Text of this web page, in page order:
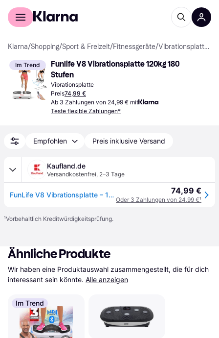
Für Shopper
Klarna/Shopping/Sport & Freizeit/Fitnessgeräte/ Vibrationsplatten
Im Trend
Funlife V8 Vibrationsplatte 120kg 180
Stufen
Vibrationsplatte
Preis74,99 €
Ab 3 Zahlungen von 24,99 € mit
Teste flexible Zahlungen*
Empfohlen Preis inklusive Versand
Kaufland.de
Versandkostenfrei, 2–3 Tage
FunLife V8 Vibrationsplatte – 180 Intensitätsstufen, 5 Programme, Bluetooth-Lautsprecher, Widerstandsbänder, leise, Ganzkörpertraining, bis 120 kg 74,99 €
Oder 3 Zahlungen von 24,99 €¹
¹Vorbehaltlich Kreditwürdigkeitsprüfung.
Ähnliche Produkte
Wir haben eine Produktauswahl zusammengestellt, die für dich
interessant sein könnte. Alle anzeigen
Im Trend